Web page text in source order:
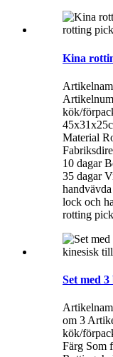
Kina
kök/
Material
10 dagar
35 dagar
lock och
rotting
Set med
om 3
kök/
Färg Som